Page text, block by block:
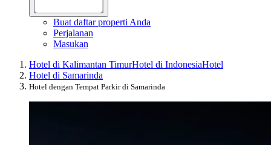
Buat daftar properti Anda
Perjalanan
Masukan
Hotel di Kalimantan TimurHotel di IndonesiaHotel
Hotel di Samarinda
Hotel dengan Tempat Parkir di Samarinda